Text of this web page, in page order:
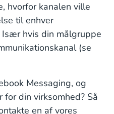
hvorfor kanalen ville
til enhver
hvis din målgruppe
(se
Messaging, og
din virksomhed? Så
en af vores